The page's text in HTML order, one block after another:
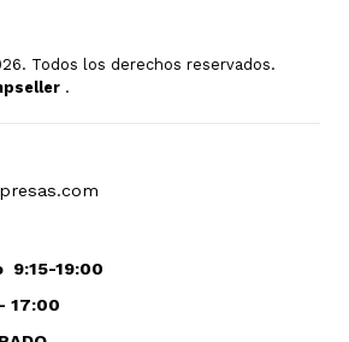
Todos los derechos reservados.
.
9:15-19:00
17:00